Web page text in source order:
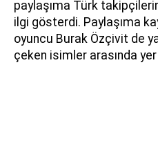
paylaşıma Türk
ilgi gösterdi. Paylaşıma
oyuncu Burak Özçivit de
çeken isimler arasında yer